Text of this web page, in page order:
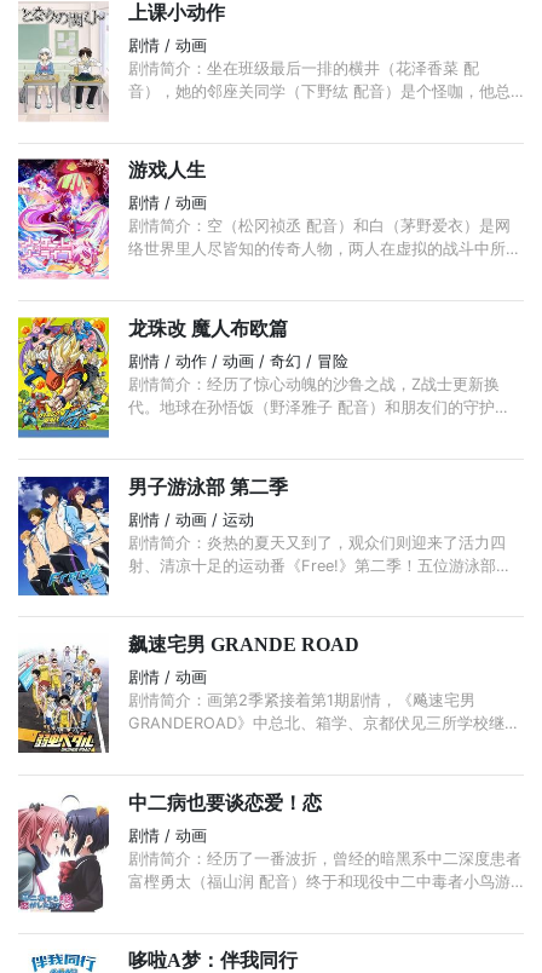
上课小动作
剧情 / 动画
剧情简介：坐在班级最后一排的横井（花泽香菜 配
音），她的邻座关同学（下野纮 配音）是个怪咖，他总
游戏人生
剧情 / 动画
剧情简介：空（松冈祯丞 配音）和白（茅野爱衣）是网
络世界里人尽皆知的传奇人物，两人在虚拟的战斗中所向
的人群恐惧症。 ...
龙珠改 魔人布欧篇
剧情 / 动作 / 动画 / 奇幻 / 冒险
剧情简介：经历了惊心动魄的沙鲁之战，Z战士更新换
代。地球在孙悟饭（野泽雅子 配音）和朋友们的守护
丽。 ...
男子游泳部 第二季
剧情 / 动画 / 运动
剧情简介：炎热的夏天又到了，观众们则迎来了活力四
射、清凉十足的运动番《Free!》第二季！五位游泳部的
飙速宅男 GRANDE ROAD
剧情 / 动画
剧情简介：画第2季紧接着第1期剧情，《飚速宅男
GRANDEROAD》中总北、箱学、京都伏见三所学校继续
中二病也要谈恋爱！恋
剧情 / 动画
剧情简介：经历了一番波折，曾经的暗黑系中二深度患者
富樫勇太（福山润 配音）终于和现役中二中毒者小鸟游
同居生活。 ...
哆啦A梦：伴我同行